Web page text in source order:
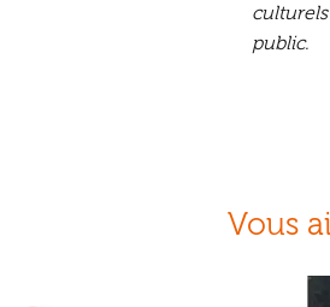
public.
Vous